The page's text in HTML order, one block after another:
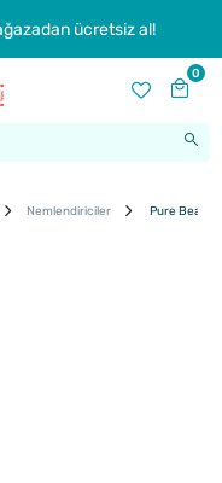
ücretsiz al!
0
Nemlendiriciler Pure